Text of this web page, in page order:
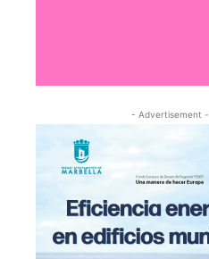
- Advertisement -